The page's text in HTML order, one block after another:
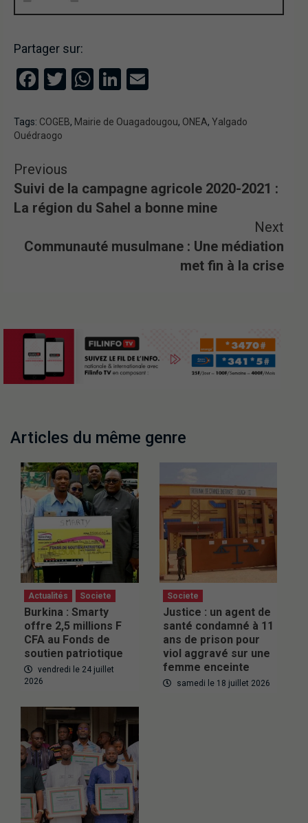
Partager sur:
Facebook
Twitter
WhatsApp
LinkedIn
Tags: COGEB, Mairie de Ouagadougou, ONEA, Yalgado
Ouédraogo
Previous
Suivi de la campagne agricole 2020-2021 :
La région du Sahel a bonne mine
Next
Communauté musulmane : Une médiation
met fin à la crise
Articles du même genre
Actualités Societe
Burkina : Smarty
offre 2,5 millions F
CFA au Fonds de
soutien patriotique
vendredi le 24 juillet
2026
Societe
Justice : un agent de
santé condamné à 11
ans de prison pour
viol aggravé sur une
femme enceinte
samedi le 18 juillet 2026